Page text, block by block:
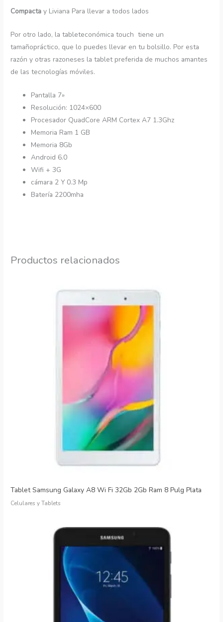
Compactay Liviana Para llevar a todos lados
Por otro lado, la tableteconómica touch tiene un
tamañopráctico, que lo puedes llevar en tu bolsillo. Por esta
razón y otras razoneses la tablet preferida de muchos amantes
de las tecnologías móviles.
Pantalla 7»
Resolución: 1024×600
Procesador QuadCore ARM Cortex A7 1.3Ghz
Memoria Ram 1 GB
Memoria 8Gb
Android 6.0
Wifi + 3G
cámara 2 Y 0.3 Mp
Batería 2200mha
Productos relacionados
Tablet Samsung Galaxy A8 Wi Fi 32Gb 2Gb Ram 8 Pulg Plata
Celulares y Tablets